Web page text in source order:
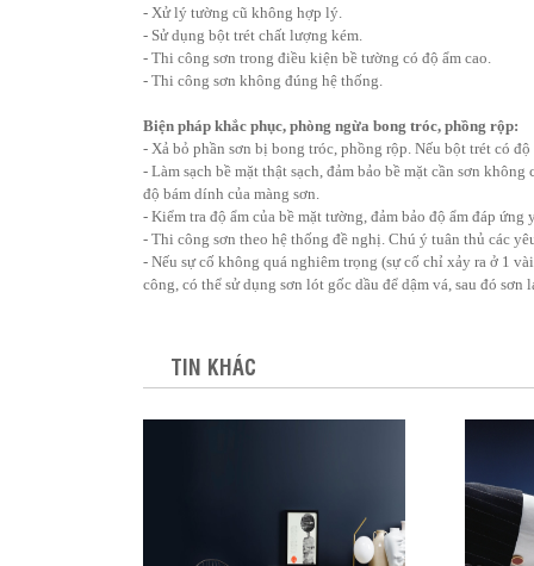
- Xử lý tường cũ không hợp lý.
- Sử dụng bột trét chất lượng kém.
- Thi công sơn trong điều kiện bề tường có độ ẩm cao.
- Thi công sơn không đúng hệ thống.
Biện pháp khắc phục, phòng ngừa bong tróc, phồng rộp:
- Xả bỏ phần sơn bị bong tróc, phồng rộp. Nếu bột trét có
- Làm sạch bề mặt thật sạch, đảm bảo bề mặt cần sơn
độ bám dính của màng sơn.
- Kiểm tra độ ẩm của bề mặt tường, đảm bảo độ ẩm đáp ứng
- Thi công sơn theo hệ thống đề nghị. Chú ý tuân thủ các
- Nếu sự cố không quá nghiêm trọng (sự cố chỉ xảy ra ở 1
công, có thể sử dụng sơn lót gốc dầu để dậm vá, sau đó sơn
TIN KHÁC